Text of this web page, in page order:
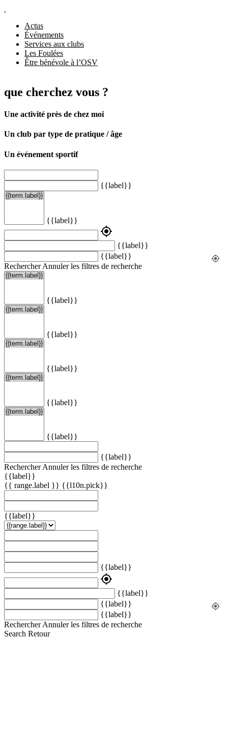
Actus
Événements
Services aux clubs
Les Foulées
Être bénévole à l’OSV
que cherchez vous ?
Une activité près de chez moi
Un club par type de pratique / âge
Un événement sportif
{{label}}
{{label}}
my_location
my_location
{{label}}
{{label}}
Rechercher Annuler les filtres de recherche
{{label}}
{{label}}
{{label}}
{{label}}
{{label}}
{{label}}
Rechercher Annuler les filtres de recherche
{{label}}
{{ range.label }} {{l10n.pick}}
{{label}}
{{label}}
my_location
my_location
{{label}}
{{label}}
{{label}}
Rechercher Annuler les filtres de recherche
Search Retour